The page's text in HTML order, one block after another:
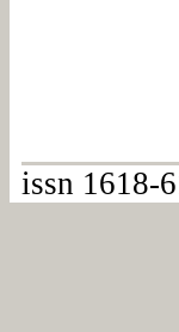
issn 1618-